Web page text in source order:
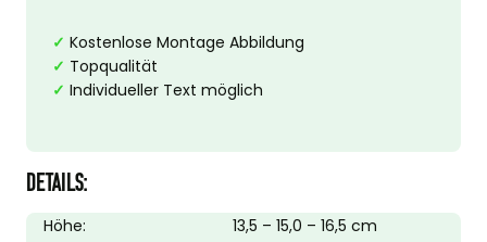
✓ Kostenlose Montage Abbildung
✓ Topqualität
✓ Individueller Text möglich
DETAILS:
Höhe:
13,5 – 15,0 – 16,5 cm